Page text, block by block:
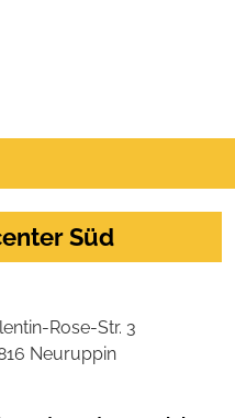
Süd
Rose-Str. 3
Neuruppin